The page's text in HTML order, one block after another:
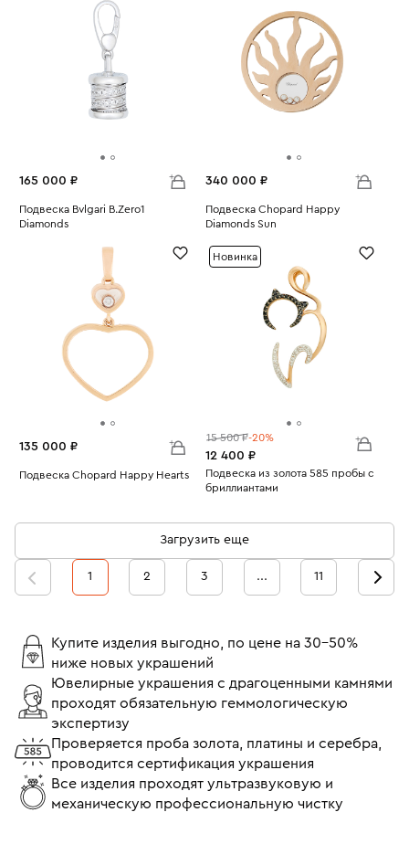
165 000 ₽
Подвеска Bvlgari B.Zero1
Diamonds
340 000 ₽
Подвеска Chopard Happy
Diamonds Sun
135 000 ₽
Подвеска Chopard Happy Hearts
Новинка
15 500 ₽-20%
12 400 ₽
Подвеска из золота 585 пробы с
бриллиантами
Загрузить еще
1 2 3 ... 11
Купите изделия выгодно, по цене на 30-50%
ниже новых украшений
Ювелирные украшения с драгоценными камнями
проходят обязательную геммологическую
экспертизу
Проверяется проба золота, платины и серебра,
проводится сертификация украшения
Все изделия проходят ультразвуковую и
механическую профессиональную чистку